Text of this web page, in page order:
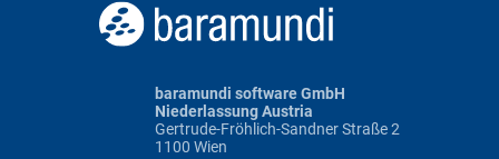
baramundi software GmbH
Niederlassung Austria
Gertrude-Fröhlich-Sandner Straße 2
1100 Wien